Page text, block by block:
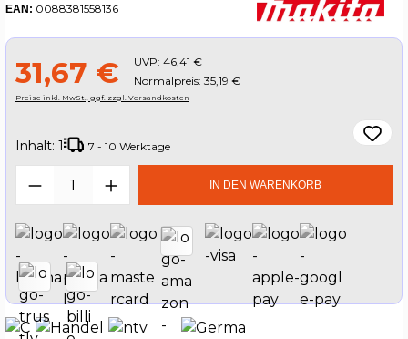
EAN: 0088381558136
31,67 € UVP: 46,41 €
Normalpreis: 35,19 €
Preise inkl. MwSt., ggf. zzgl. Versandkosten
Inhalt: 1 7 - 10 Werktage
Produkt Anzahl: Gib denIN DEN WARENKORB